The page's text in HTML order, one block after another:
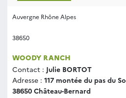
Auvergne Rhône Alpes
38650
WOODY RANCH
Contact : Julie BORTOT
Adresse : 117 montée du pas du
38650 Château-Bernard